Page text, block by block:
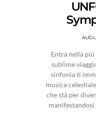
Entra nella
sublime
sinfonia ti
musica
che stà per